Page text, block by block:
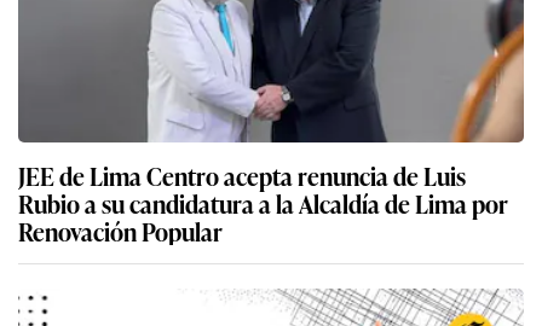
JEE de Lima Centro acepta renuncia de Luis
Rubio a su candidatura a la Alcaldía de Lima por
Renovación Popular